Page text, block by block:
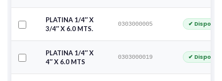
PLATINA 1/4″ X
3/4″ X 6.0 MTS.
0303000005 ✔
PLATINA 1/4″ X
4″ X 6.0 MTS
0303000019 ✔